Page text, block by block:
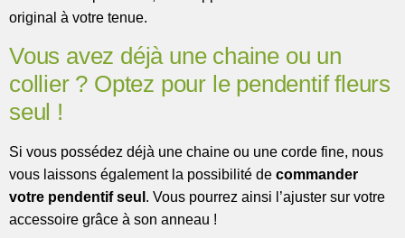
original à votre tenue.
Vous avez déjà une chaine ou un
collier ? Optez pour le pendentif fleurs
seul !
Si vous possédez déjà une chaine ou une corde fine, nous
vous laissons également la possibilité de commander
votre pendentif seul . Vous pourrez ainsi l’ajuster sur votre
accessoire grâce à son anneau !